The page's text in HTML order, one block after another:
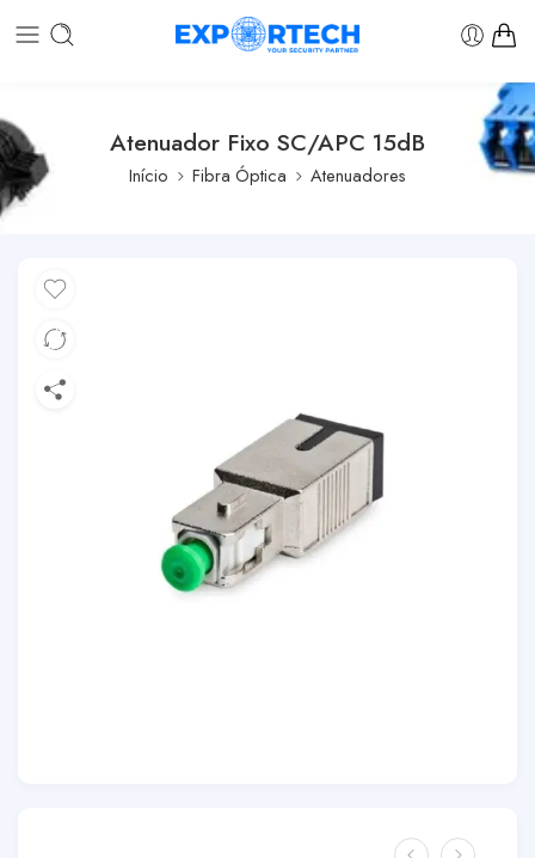
Atenuador Fixo SC/APC 15dB
Início Fibra Óptica Atenuadores